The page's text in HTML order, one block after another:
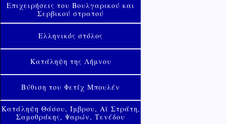
Επιχειρήσεις του Βουλγαρικού και
Σερβικού στρατού
Ελληνικός στόλος
Κατάληψη της Λήμνου
Βύθιση του Φετίχ Μπουλέν
Κατάληψη Θάσου, Ίμβρου, Αϊ Στράτη,
Σαμοθράκης, Ψαρών, Τενέδου